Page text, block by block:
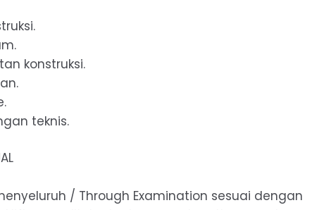
konstruksi.
teknis.
/ Through Examination sesuai dengan